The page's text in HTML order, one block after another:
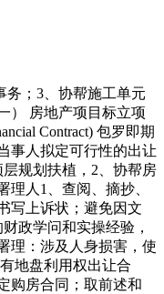
；3、协帮施工单元
） 房地产项目标立项
Contract) 包罗即期
事人拟定可行性的出让
规划扶植，2、协帮房
人1、查阅、摘抄、
写上诉状；避免因文
政学问和实操经验，
理：涉及人身损害，使
地盘利用权出让合
购房合同；取前述和